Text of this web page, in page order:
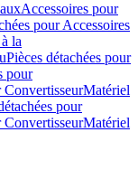
Accessoires pour
pour Accessoires
la
Pièces détachées pour
pour
ConvertisseurMatériel
pour
ConvertisseurMatériel